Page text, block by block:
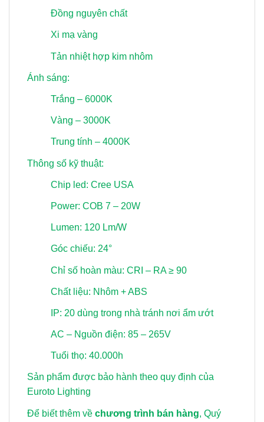
Đồng nguyên chất
Xi mạ vàng
Tản nhiệt hợp kim nhôm
Ánh sáng:
Trắng – 6000K
Vàng – 3000K
Trung tính – 4000K
Thông số kỹ thuật:
Chip led: Cree USA
Power: COB 7 – 20W
Lumen: 120 Lm/W
Góc chiếu: 24°
Chỉ số hoàn màu: CRI – RA ≥ 90
Chất liệu: Nhôm + ABS
IP: 20 dùng trong nhà tránh nơi ẩm ướt
AC – Nguồn điện: 85 – 265V
Tuổi thọ: 40.000h
Sản phẩm được bảo hành theo quy định của
Euroto Lighting
Để biết thêm về chương trình bán hàng, Quý